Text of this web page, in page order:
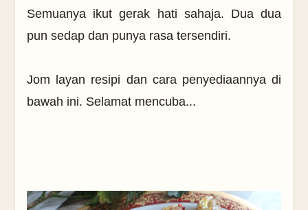
Semuanya ikut gerak hati sahaja. Dua dua
pun sedap dan punya rasa tersendiri.
Jom layan resipi dan cara penyediaannya di
bawah ini. Selamat mencuba...